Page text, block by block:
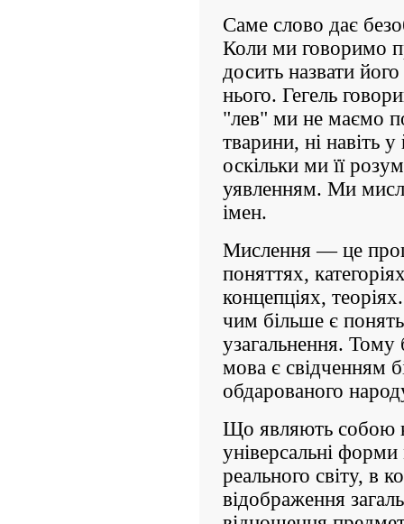
Саме слово дає
Коли ми говоримо
досить назвати
нього. Гегель
"лев" ми не маємо
тварини, ні навіть
оскільки ми її
уявленням. Ми
імен.
Мислення — це
поняттях,
концепціях,
чим більше є
узагальнення.
мова є свідченням
обдарованого
Що являють собою
універсальні
реального світу, в
відображення